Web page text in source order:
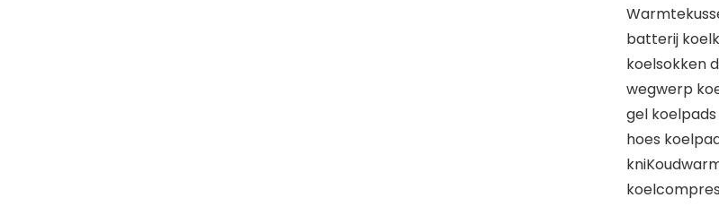
batterij
koelsokken
wegwerp
gel
hoes